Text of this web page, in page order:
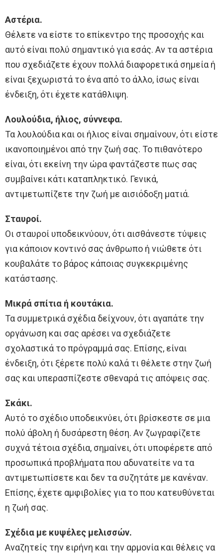
Αστέρια.
Θέλετε να είστε το επίκεντρο της προσοχής και
αυτό είναι πολύ σημαντικό για εσάς. Αν τα αστέρια
που σχεδιάζετε έχουν πολλά διαφορετικά σημεία ή
είναι ξεχωριστά το ένα από το άλλο, ίσως είναι
ένδειξη, ότι έχετε κατάθλιψη.
Λουλούδια, ήλιος, σύννεφα.
Τα λουλούδια και οι ήλιος είναι σημαίνουν, ότι είστε
ικανοποιημένοι από την ζωή σας. Το πιθανότερο
είναι, ότι εκείνη την ώρα φαντάζεστε πως σας
συμβαίνει κάτι καταπληκτικό. Γενικά,
αντιμετωπίζετε την ζωή με αισιόδοξη ματιά.
Σταυροί.
Οι σταυροί υποδεικνύουν, ότι αισθάνεστε τύψεις
για κάποιον κοντινό σας άνθρωπο ή νιώθετε ότι
κουβαλάτε το βάρος κάποιας συγκεκριμένης
κατάστασης.
Μικρά σπίτια ή κουτάκια.
Τα συμμετρικά σχέδια δείχνουν, ότι αγαπάτε την
οργάνωση και σας αρέσει να σχεδιάζετε
σχολαστικά το πρόγραμμά σας. Επίσης, είναι
ένδειξη, ότι ξέρετε πολύ καλά τι θέλετε στην ζωή
σας και υπερασπίζεστε σθεναρά τις απόψεις σας.
Σκάκι.
Αυτό το σχέδιο υποδεικνύει, ότι βρίσκεστε σε μια
πολύ άβολη ή δυσάρεστη θέση. Αν ζωγραφίζετε
συχνά τέτοια σχέδια, σημαίνει, ότι υποφέρετε από
προσωπικά προβλήματα που αδυνατείτε να τα
αντιμετωπίσετε και δεν τα συζητάτε με κανέναν.
Επίσης, έχετε αμφιβολίες για το που κατευθύνεται
η ζωή σας.
Σχέδια με κυψέλες μελισσών.
Αναζητείς την ειρήνη και την αρμονία και θέλεις να